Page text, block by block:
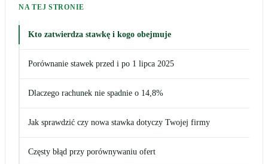
NA TEJ STRONIE
Kto zatwierdza stawkę i kogo obejmuje
Porównanie stawek przed i po 1 lipca 2025
Dlaczego rachunek nie spadnie o 14,8%
Jak sprawdzić czy nowa stawka dotyczy Twojej firmy
Częsty błąd przy porównywaniu ofert